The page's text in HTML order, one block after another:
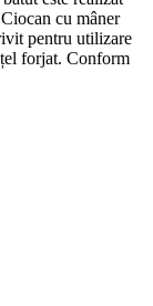
cu mâner
pentru utilizare
forjat. Conform